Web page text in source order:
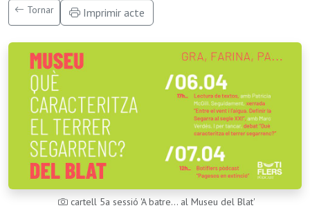
Tornar Imprimir acte
cartell 5a sessió 'A batre... al Museu del Blat'